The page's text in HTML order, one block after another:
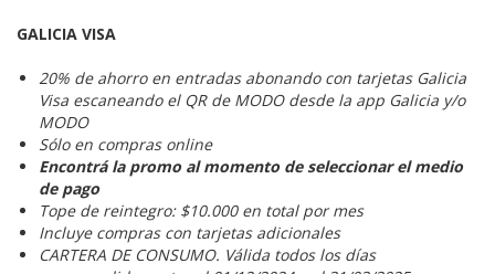
GALICIA VISA
20% de ahorro en entradas abonando con tarjetas Galicia
Visa escaneando el QR de MODO desde la app Galicia y/o
MODO
Sólo en compras online
Encontrá la promo al momento de seleccionar el medio
de pago
Tope de reintegro: $10.000 en total por mes
Incluye compras con tarjetas adicionales
CARTERA DE CONSUMO. Válida todos los días